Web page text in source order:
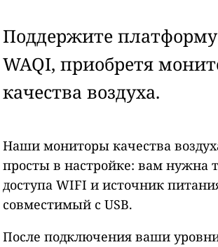
Поддержите
WAQI, приобретя
качества воздуха.
Наши мониторы качества
просты в настройке: вам нужна
доступа WIFI и источник
совместимый с USB.
После подключения ваши